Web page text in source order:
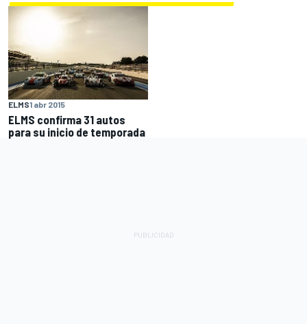
ELMS1 abr 2015
ELMS confirma 31 autos
para su inicio de temporada